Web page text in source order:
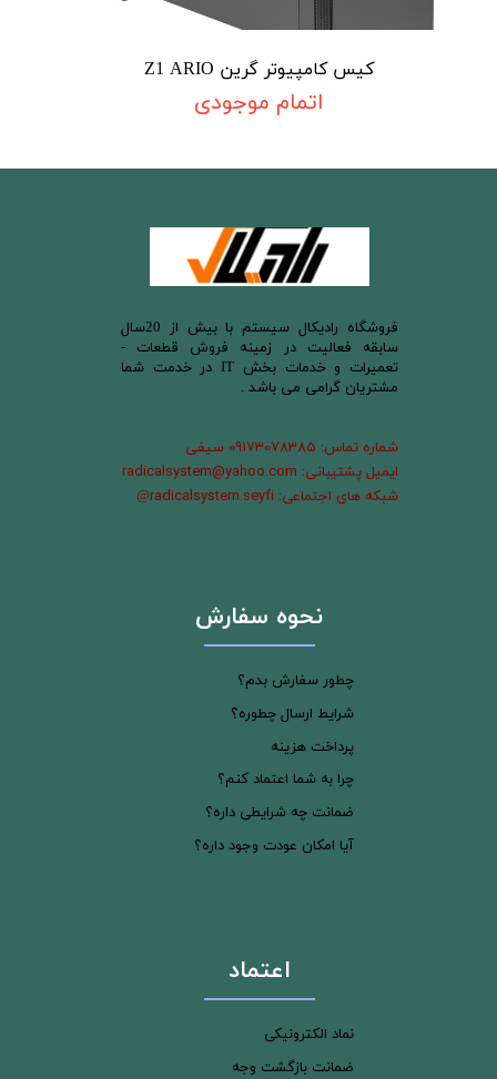
کیس کامپیوتر گرین Z1 ARIO
اتمام موجودی
​فروشگاه رادیکال سیستم با بیش از 20سال
سابقه فعالیت در زمینه فروش قطعات -
تعمیرات و خدمات بخش IT در خدمت شما
مشتریان گرامی می باشد .
شماره تماس: 09173078385 سیفی
ایمیل پشتیبانی: radicalsystem@yahoo.com
شبکه های اجتماعی: radicalsystem.seyfi
@
نحوه سفارش
چطور سفارش بدم؟
شرایط ارسال چطوره؟
پرداخت هزینه
چرا به شما اعتماد کنم؟
ضمانت چه شرایطی داره؟
آیا امکان عودت وجود داره؟
اعتماد
نماد الکترونیکی
ضمانت بازگشت وجه